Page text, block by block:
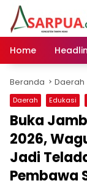
Langsung
konten
Home
Beranda Daerah
Daerah Edukasi
Buka
2026,
Jadi
Pembawa